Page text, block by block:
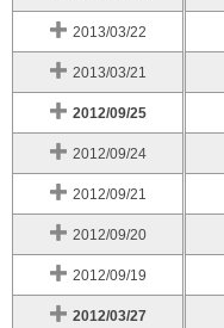
2013/03/22
2013/03/21
2012/09/25
2012/09/24
2012/09/21
2012/09/20
2012/09/19
2012/03/27